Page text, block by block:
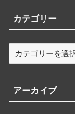
カテゴリー
テ
リ
ー
アーカイブ